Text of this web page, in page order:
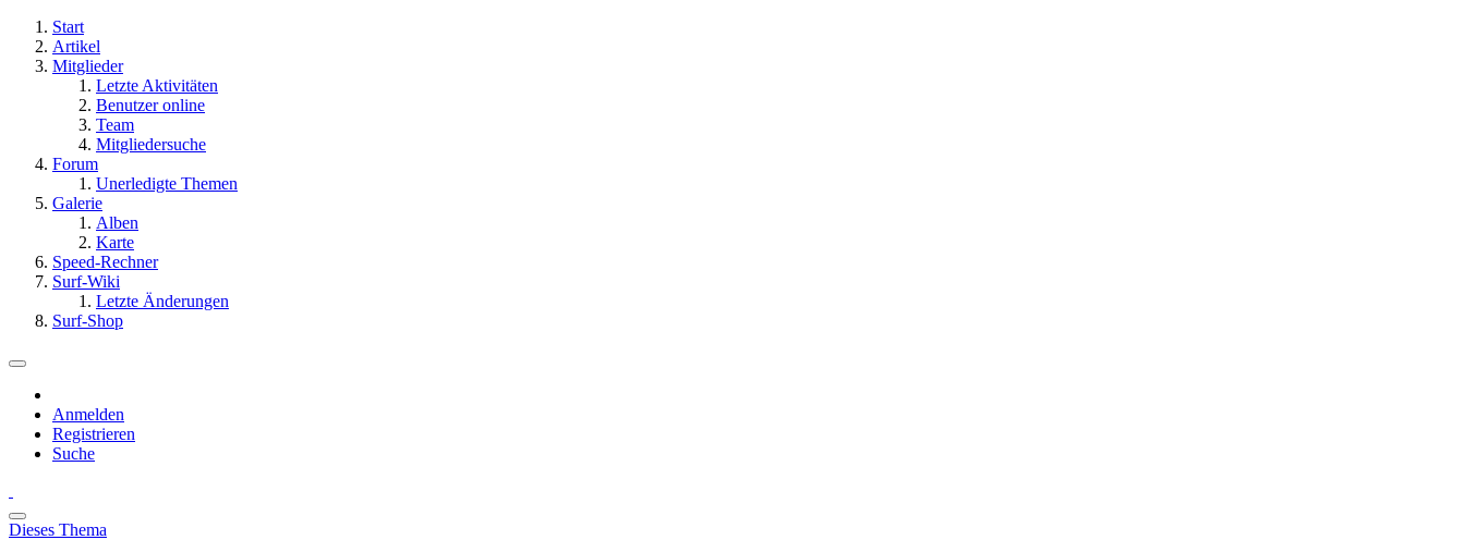
Start
Artikel
Mitglieder
Letzte Aktivitäten
Benutzer online
Team
Mitgliedersuche
Forum
Unerledigte Themen
Galerie
Alben
Karte
Speed-Rechner
Surf-Wiki
Letzte Änderungen
Surf-Shop
Anmelden
Registrieren
Suche
Dieses Thema